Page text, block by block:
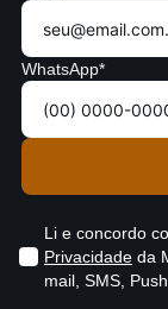
WhatsApp*
Li e concordo
Privacidade da
mail, SMS,